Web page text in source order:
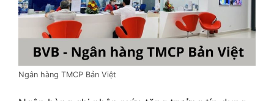
Ngân hàng TMCP Bản Việt